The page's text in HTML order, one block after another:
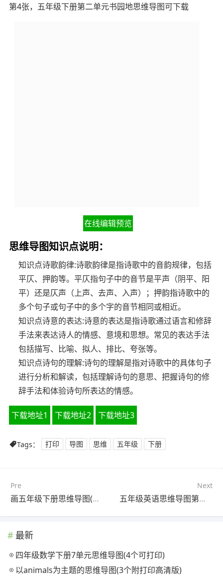
第4张，五年级下册第二单元书园地思维导图可下载
在线编辑预览
思维导图知识点说明：
知识点诗歌韵律:诗歌韵律是指诗歌中的音韵规律，包括
平仄、押韵等。平仄指句子中的音节是平声（阴平、阳
平）还是仄声（上声、去声、入声）；押韵指诗歌中的
多个句子或句子中的多个字的音节相同或相近。
知识点诗意的表达:诗意的表达是指诗歌通过语言和修辞
手法来表达诗人的情感、意境和思想。常见的表达手法
包括描写、比喻、拟人、排比、夸张等。
知识点诗句的理解:诗句的理解是指对诗歌中的具体句子
进行分析和解读，包括理解诗句的意思、把握诗句的修
辞手法和体验诗句所表达的情感。
下载地址1 下载地址2 下载地址3
Tags： 打印 导图 思维 五年级 下册
Pre
画五年级下册思维导图(3张高清版)
Next
五年级英语思维导图第五单元下册(4张高清版)
最新
四年级数学下册7单元思维导图(4个可打印)
以animals为主题的思维导图(3个附打印高清版)